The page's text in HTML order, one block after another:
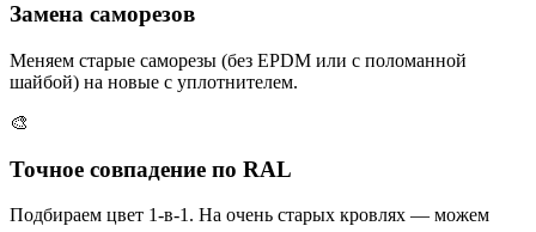
Замена саморезов
Меняем старые саморезы (без EPDM или с поломанной
шайбой) на новые с уплотнителем.
🎨
Точное совпадение по RAL
Подбираем цвет 1-в-1. На очень старых кровлях — можем